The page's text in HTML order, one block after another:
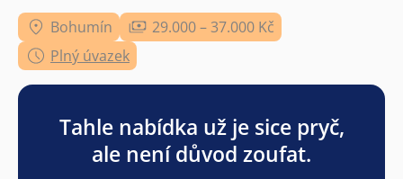
Bohumín
29.000 – 37.000 Kč
Plný úvazek
Tahle nabídka už je sice pryč,
ale není důvod zoufat.